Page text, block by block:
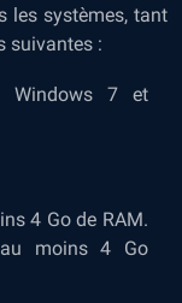
les systèmes, tant
suivantes :
Windows 7 et
4 Go de RAM.
moins 4 Go